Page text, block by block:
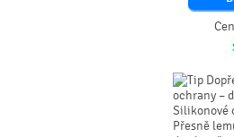
ochrany –
Silikonové
Přesně